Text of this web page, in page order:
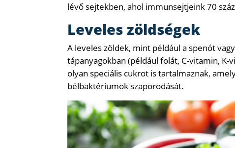
lévő sejtekben, ahol immunsejtjeink 70
Leveles zöldségek
A leveles zöldek, mint például a spenót
tápanyagokban (például folát, C-vitamin,
olyan speciális cukrot is tartalmaznak,
bélbaktériumok szaporodását.